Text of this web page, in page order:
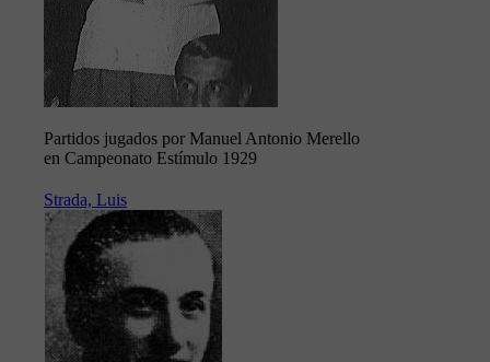
Partidos jugados por Manuel Antonio Merello
en Campeonato Estímulo 1929
Strada, Luis